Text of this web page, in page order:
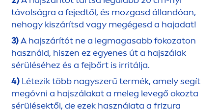
távolságra a fejedtől, és mozgasd állandóan,
nehogy kiszárítsd vagy megégesd a hajadat!
3)A hajszárítót ne a legmagasabb fokozaton
használd, hiszen ez egyenes út a hajszálak
sérüléséhez és a fejbőrt is irritálja.
4) Létezik több nagyszerű termék, amely segít
megóvni a hajszálakat a meleg levegő okozta
sérülésektől, de ezek használata a frizura